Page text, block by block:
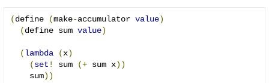
(define (make-accumulator value)
(define sum value)
(lambda (x)
(set ! sum (+ sum x))
    sum
))